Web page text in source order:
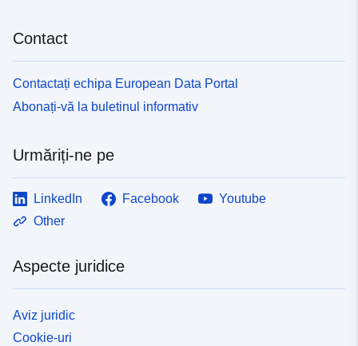
Contact
Contactați echipa European Data Portal
Abonați-vă la buletinul informativ
Urmăriți-ne pe
LinkedIn Facebook
Youtube
Other
Aspecte juridice
Aviz juridic
Cookie-uri